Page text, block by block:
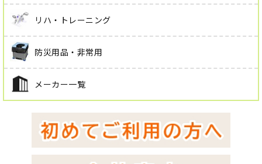
リハ・トレーニング
防災用品・非常用
メーカー一覧